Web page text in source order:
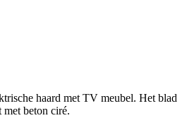
haard met TV meubel. Het blad
beton ciré.